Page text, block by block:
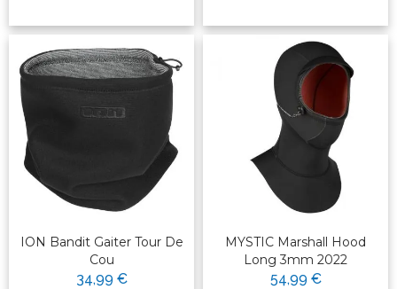
ION Bandit Gaiter Tour De
Cou
34,99 €
MYSTIC Marshall Hood
Long 3mm 2022
54,99 €